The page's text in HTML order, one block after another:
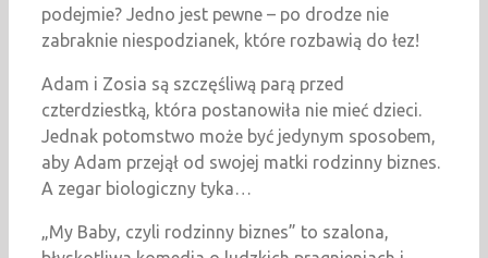
podejmie? Jedno jest pewne – po drodze nie
zabraknie niespodzianek, które rozbawią do łez!
Adam i Zosia są szczęśliwą parą przed
czterdziestką, która postanowiła nie mieć dzieci.
Jednak potomstwo może być jedynym sposobem,
aby Adam przejął od swojej matki rodzinny biznes.
A zegar biologiczny tyka…
„My Baby, czyli rodzinny biznes” to szalona,